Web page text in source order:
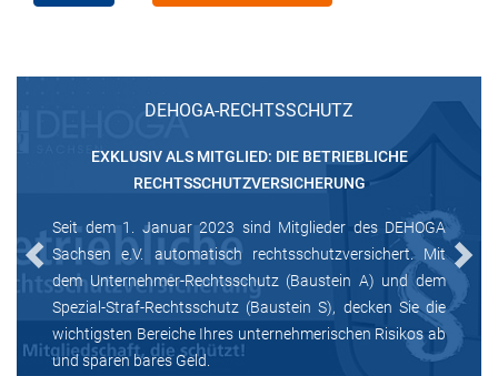
DEHOGA-RECHTSSCHUTZ
EXKLUSIV ALS MITGLIED: DIE BETRIEBLICHE
RECHTSSCHUTZVERSICHERUNG
Seit dem 1. Januar 2023 sind Mitglieder des DEHOGA
Sachsen e.V. automatisch rechtsschutzversichert. Mit
dem Unternehmer-Rechtsschutz (Baustein A) und dem
Spezial-Straf-Rechtsschutz (Baustein S), decken Sie die
wichtigsten Bereiche Ihres unternehmerischen Risikos ab
und sparen bares Geld.
Previous Next